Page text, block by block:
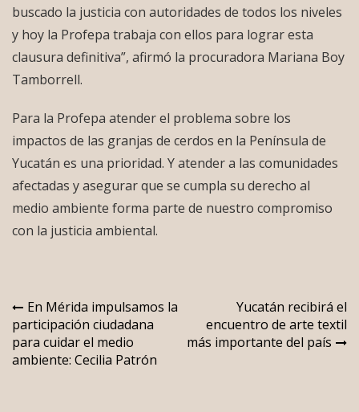
buscado la justicia con autoridades de todos los niveles
y hoy la Profepa trabaja con ellos para lograr esta
clausura definitiva”, afirmó la procuradora Mariana Boy
Tamborrell.
Para la Profepa atender el problema sobre los
impactos de las granjas de cerdos en la Península de
Yucatán es una prioridad. Y atender a las comunidades
afectadas y asegurar que se cumpla su derecho al
medio ambiente forma parte de nuestro compromiso
con la justicia ambiental.
Navegación
de
entradas
En Mérida impulsamos la
participación ciudadana
para cuidar el medio
ambiente: Cecilia Patrón
Yucatán recibirá el
encuentro de arte textil
más importante del país